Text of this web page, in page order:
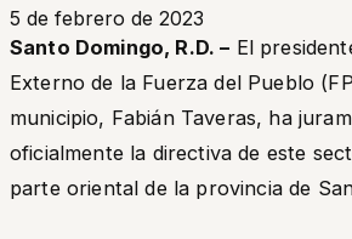
5 de febrero de 2023
Santo Domingo, R.D. – El
Externo de la Fuerza del Pueblo
municipio, Fabián Taveras, ha
oficialmente la directiva de este
parte oriental de la provincia de